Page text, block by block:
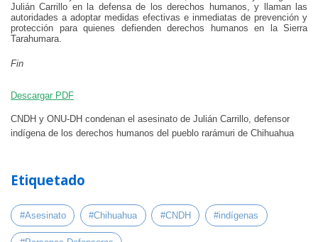
Julián Carrillo en la defensa de los derechos humanos, y llaman las
autoridades a adoptar medidas efectivas e inmediatas de prevención y
protección para quienes defienden derechos humanos en la Sierra
Tarahumara.
Fin
Descargar PDF
CNDH y ONU-DH condenan el asesinato de Julián Carrillo, defensor
indígena de los derechos humanos del pueblo rarámuri de Chihuahua
Etiquetado
#Asesinato #Chihuahua #CNDH #indígenas